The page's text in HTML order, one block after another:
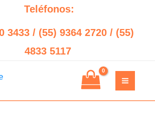
Teléfonos:
3433 / (55) 9364 2720 / (55)
4833 5117